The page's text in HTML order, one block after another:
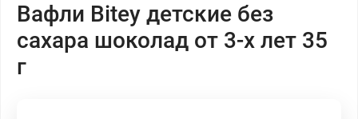
Вафли Bitey детские без
сахара шоколад от 3-х лет 35
г